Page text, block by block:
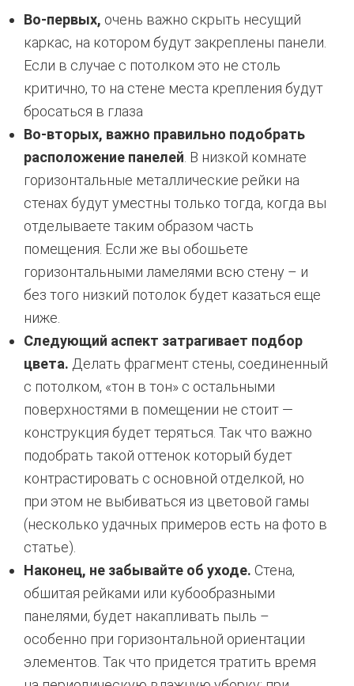
Во-первых, очень важно скрыть несущий
каркас, на котором будут закреплены панели.
Если в случае с потолком это не столь
критично, то на стене места крепления будут
бросаться в глаза
Во-вторых, важно правильно подобрать
расположение панелей . В низкой комнате
горизонтальные металлические рейки на
стенах будут уместны только тогда, когда вы
отделываете таким образом часть
помещения. Если же вы обошьете
горизонтальными ламелями всю стену – и
без того низкий потолок будет казаться еще
ниже.
Следующий аспект затрагивает подбор
цвета. Делать фрагмент стены, соединенный
с потолком, «тон в тон» с остальными
поверхностями в помещении не стоит —
конструкция будет теряться. Так что важно
подобрать такой оттенок который будет
контрастировать с основной отделкой, но
при этом не выбиваться из цветовой гамы
(несколько удачных примеров есть на фото в
статье).
Наконец, не забывайте об уходе. Стена,
обшитая рейками или кубообразными
панелями, будет накапливать пыль –
особенно при горизонтальной ориентации
элементов. Так что придется тратить время